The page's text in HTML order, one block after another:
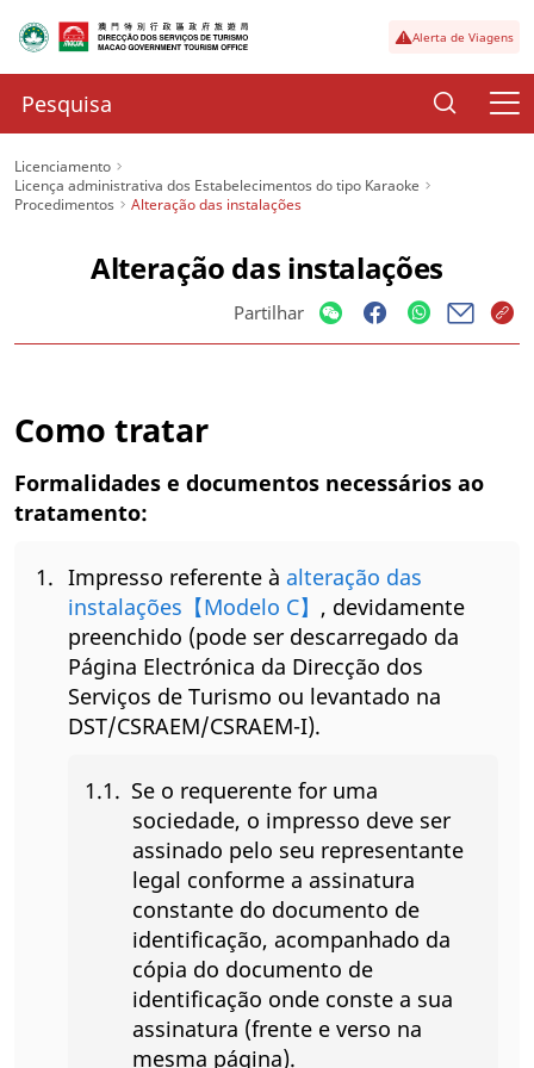
Alerta de Viagens
Licenciamento
Licença administrativa dos Estabelecimentos do tipo Karaoke
Procedimentos
Alteração das instalações
Alteração das instalações
Partilhar
Como tratar
Formalidades e documentos necessários ao
tratamento:
Impresso referente à alteração das
instalações【Modelo C】 , devidamente
preenchido (pode ser descarregado da
Página Electrónica da Direcção dos
Serviços de Turismo ou levantado na
DST/CSRAEM/CSRAEM-I).
Se o requerente for uma
sociedade, o impresso deve ser
assinado pelo seu representante
legal conforme a assinatura
constante do documento de
identificação, acompanhado da
cópia do documento de
identificação onde conste a sua
assinatura (frente e verso na
mesma página).